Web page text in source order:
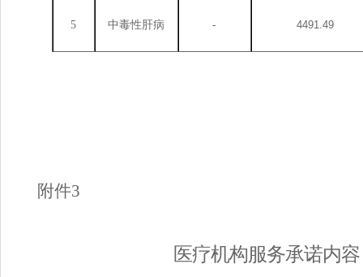
5 中毒性肝病 - 4491.49
附件3
医疗机构服务承诺内容